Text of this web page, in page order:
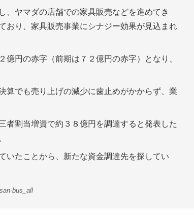
、ヤマダの店舗での家具販売などを進めてき
おり、家具販売事業にシナジー効果が見込まれ
円の赤字（前期は７２億円の赤字）となり、
算でも売り上げの減少に歯止めがかからず、業
者割当増資で約３８億円を調達すると発表した
いたことから、新たな資金調達先を探してい
bus_all